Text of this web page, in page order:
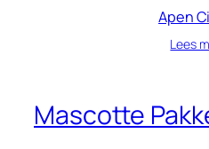
Apen
Lees
Mascotte